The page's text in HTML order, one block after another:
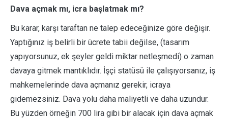
Dava açmak mı, icra başlatmak mı?
Bu karar, karşı taraftan ne talep edeceğinize göre değişir.
Yaptığınız iş belirli bir ücrete tabii değilse, (tasarım
yapıyorsunuz, ek şeyler geldi miktar netleşmedi) o zaman
davaya gitmek mantıklıdır. İşçi statüsü ile çalışıyorsanız, iş
mahkemelerinde dava açmanız gerekir, icraya
gidemezsiniz. Dava yolu daha maliyetli ve daha uzundur.
Bu yüzden örneğin 700 lira gibi bir alacak için dava açmak